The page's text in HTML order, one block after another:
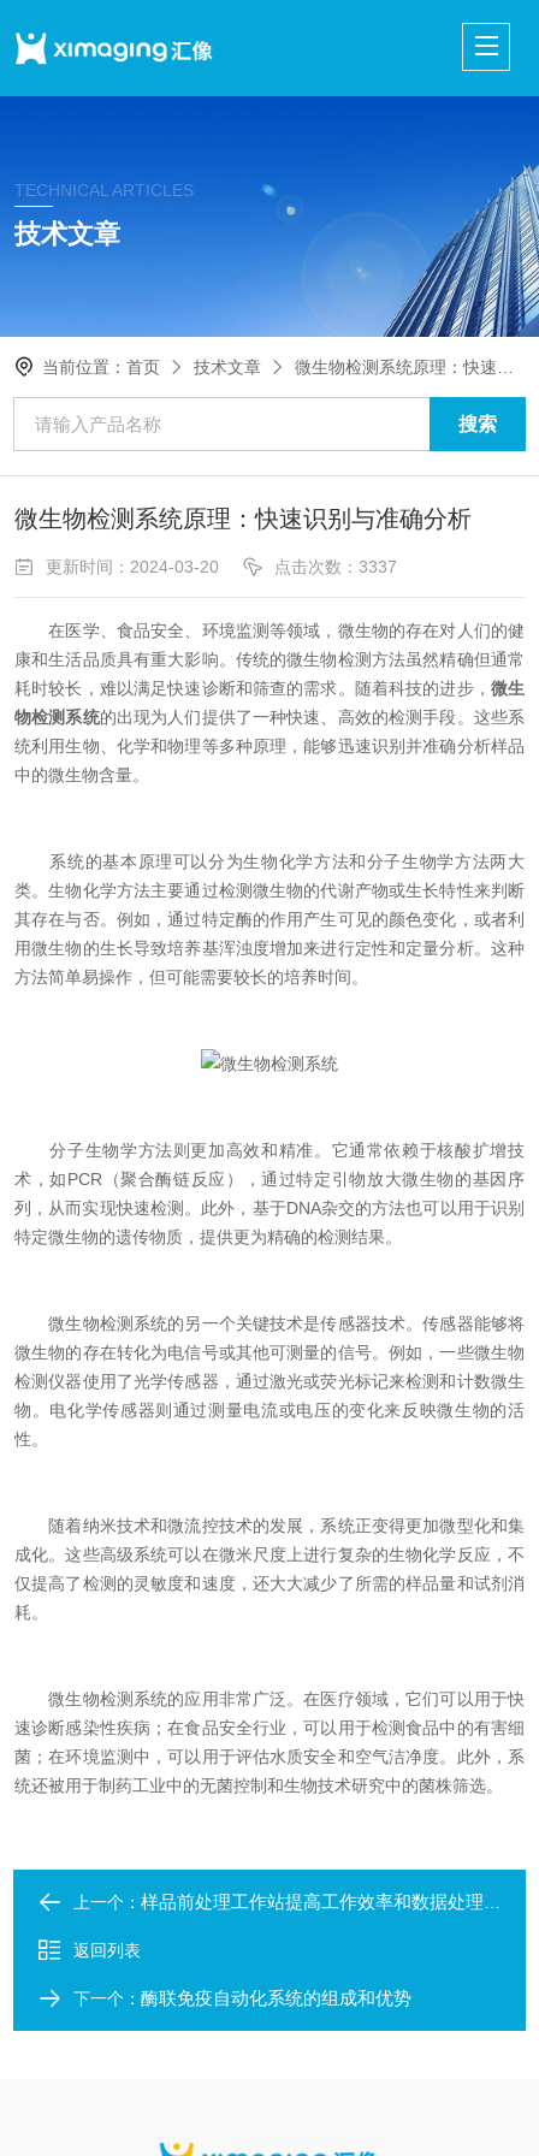
TECHNICAL ARTICLES
技术文章
当前位置：首页 技术文章 微生物检测系统原理：快速识别与准确分析
微生物检测系统原理：快速识别与准确分析
更新时间：2024-03-20 点击次数：3337
在医学、食品安全、环境监测等领域，微生物的存在对人们的健
康和生活品质具有重大影响。传统的微生物检测方法虽然精确但通常
耗时较长，难以满足快速诊断和筛查的需求。随着科技的进步， 微生
物检测系统的出现为人们提供了一种快速、高效的检测手段。这些系
统利用生物、化学和物理等多种原理，能够迅速识别并准确分析样品
中的微生物含量。
系统的基本原理可以分为生物化学方法和分子生物学方法两大
类。生物化学方法主要通过检测微生物的代谢产物或生长特性来判断
其存在与否。例如，通过特定酶的作用产生可见的颜色变化，或者利
用微生物的生长导致培养基浑浊度增加来进行定性和定量分析。这种
方法简单易操作，但可能需要较长的培养时间。
分子生物学方法则更加高效和精准。它通常依赖于核酸扩增技
术，如PCR（聚合酶链反应），通过特定引物放大微生物的基因序
列，从而实现快速检测。此外，基于DNA杂交的方法也可以用于识别
特定微生物的遗传物质，提供更为精确的检测结果。
微生物检测系统的另一个关键技术是传感器技术。传感器能够将
微生物的存在转化为电信号或其他可测量的信号。例如，一些微生物
检测仪器使用了光学传感器，通过激光或荧光标记来检测和计数微生
物。电化学传感器则通过测量电流或电压的变化来反映微生物的活
性。
随着纳米技术和微流控技术的发展，系统正变得更加微型化和集
成化。这些高级系统可以在微米尺度上进行复杂的生物化学反应，不
仅提高了检测的灵敏度和速度，还大大减少了所需的样品量和试剂消
耗。
微生物检测系统的应用非常广泛。在医疗领域，它们可以用于快
速诊断感染性疾病；在食品安全行业，可以用于检测食品中的有害细
菌；在环境监测中，可以用于评估水质安全和空气洁净度。此外，系
统还被用于制药工业中的无菌控制和生物技术研究中的菌株筛选。
上一个：样品前处理工作站提高工作效率和数据处理的精确度
返回列表
下一个：酶联免疫自动化系统的组成和优势